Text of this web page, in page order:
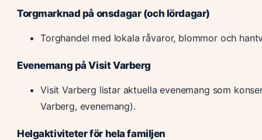
Torgmarknad på onsdagar (och lördagar)
Torghandel med lokala råvaror, blommor och
Evenemang på Visit Varberg
Visit Varberg listar aktuella evenemang som
Varberg, evenemang).
Helgaktiviteter för hela familjen